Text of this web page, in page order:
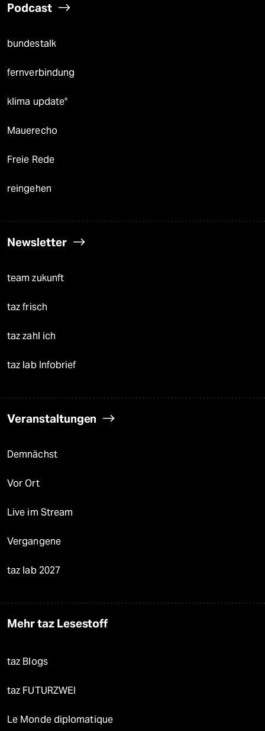
Podcast
bundestalk
fernverbindung
klima update°
Mauerecho
Freie Rede
reingehen
Newsletter
team zukunft
taz frisch
taz zahl ich
taz lab Infobrief
Veranstaltungen
Demnächst
Vor Ort
Live im Stream
Vergangene
taz lab 2027
Mehr taz Lesestoff
taz Blogs
taz FUTURZWEI
Le Monde diplomatique